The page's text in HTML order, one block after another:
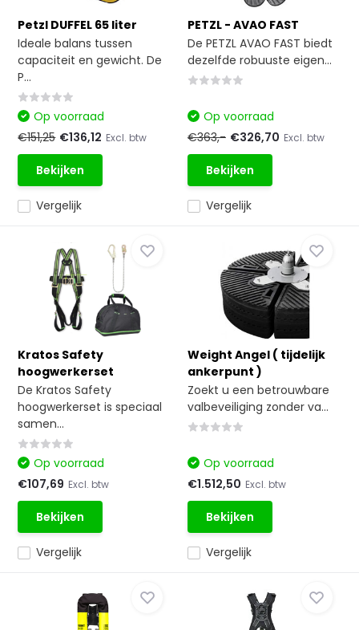
Petzl DUFFEL 65 liter
Ideale balans tussen
capaciteit en gewicht. De
P...
Vergelijk
Op voorraad
€151,25 €136,12 Excl. btw
Bekijken
PETZL - AVAO FAST
De PETZL AVAO FAST biedt
dezelfde robuuste eigen...
Vergelijk
Op voorraad
€363,- €326,70 Excl. btw
Bekijken
Kratos Safety
hoogwerkerset
De Kratos Safety
hoogwerkerset is speciaal
samen...
Vergelijk
Op voorraad
€107,69 Excl. btw
Bekijken
Weight Angel ( tijdelijk
ankerpunt )
Zoekt u een betrouwbare
valbeveiliging zonder va...
Vergelijk
Op voorraad
€1.512,50 Excl. btw
Bekijken